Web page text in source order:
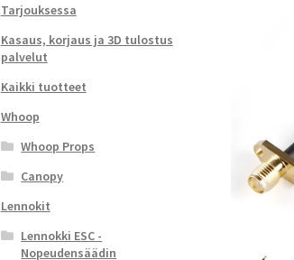
Tarjouksessa
Kasaus, korjaus ja 3D tulostus
palvelut
Kaikki tuotteet
Whoop
Whoop Props
Canopy
Lennokit
Lennokki ESC -
Nopeudensäädin